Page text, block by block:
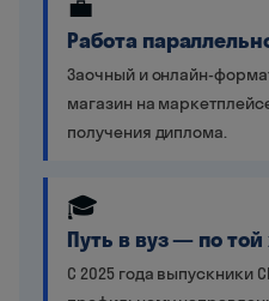
Работа
Заочный и онлайн-
магазин на
получения диплома.
🎓
Путь в вуз — по
С 2025 года выпускники